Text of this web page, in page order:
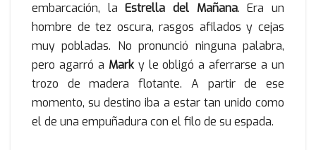
embarcación, laEstrella del Mañana. Era un
hombre de tez oscura, rasgos afilados y cejas
muy pobladas. No pronunció ninguna palabra,
pero agarró a Marky le obligó a aferrarse a un
trozo de madera flotante. A partir de ese
momento, su destino iba a estar tan unido como
el de una empuñadura con el filo de su espada.